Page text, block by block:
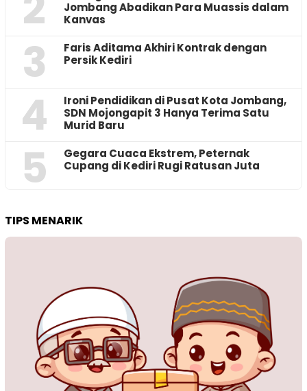
Jombang Abadikan Para Muassis dalam
Kanvas
3
Faris Aditama Akhiri Kontrak dengan
Persik Kediri
4
Ironi Pendidikan di Pusat Kota Jombang,
SDN Mojongapit 3 Hanya Terima Satu
Murid Baru
5
‎Gegara Cuaca Ekstrem, Peternak
Cupang di Kediri Rugi Ratusan Juta
TIPS MENARIK